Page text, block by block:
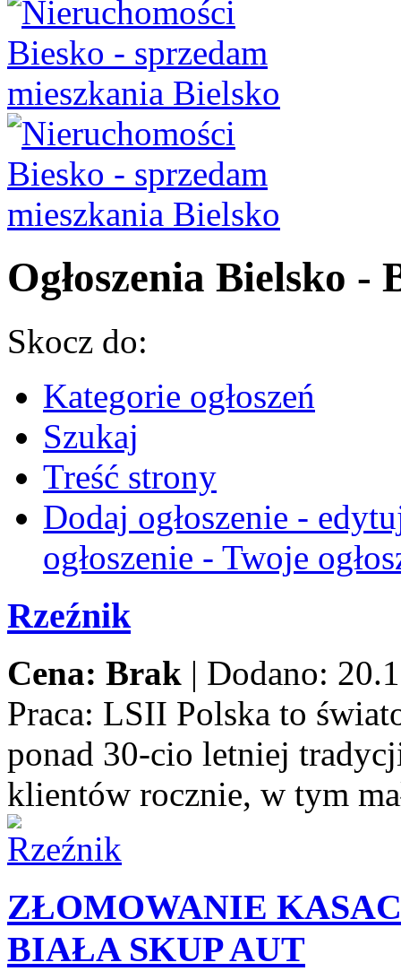
Ogłoszenia Bielsko -
Skocz do:
Kategorie ogłoszeń
Szukaj
Treść strony
Dodaj ogłoszenie -
ogłoszenie - Twoje
Rzeźnik
Cena: Brak | Dodano:
Praca: LSII Polska to
ponad 30-cio letniej
klientów rocznie, w tym
ZŁOMOWANIE
BIAŁA SKUP AUT